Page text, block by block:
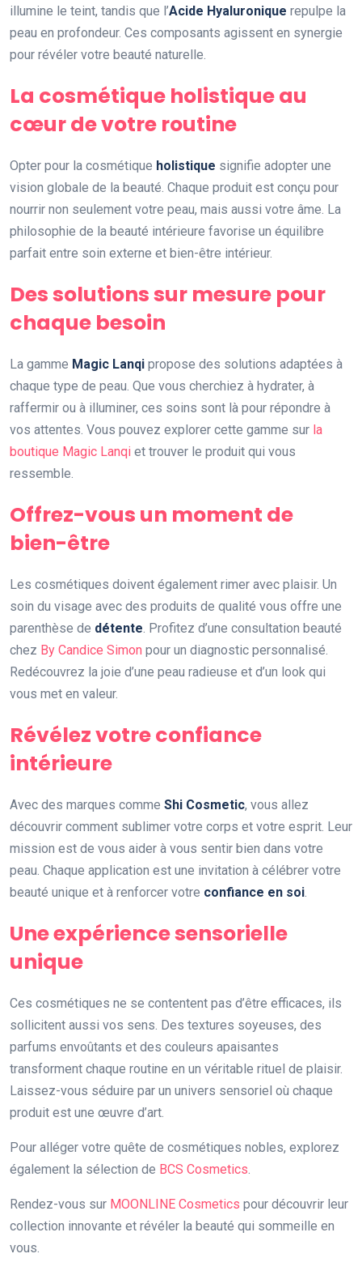
illumine le teint, tandis que l’Acide Hyaluronique repulpe la
peau en profondeur. Ces composants agissent en synergie
pour révéler votre beauté naturelle.
La cosmétique holistique au
cœur de votre routine
Opter pour la cosmétique holistique signifie adopter une
vision globale de la beauté. Chaque produit est conçu pour
nourrir non seulement votre peau, mais aussi votre âme. La
philosophie de la beauté intérieure favorise un équilibre
parfait entre soin externe et bien-être intérieur.
Des solutions sur mesure pour
chaque besoin
La gamme Magic Lanqi propose des solutions adaptées à
chaque type de peau. Que vous cherchiez à hydrater, à
raffermir ou à illuminer, ces soins sont là pour répondre à
vos attentes. Vous pouvez explorer cette gamme sur la
boutique Magic Lanqi et trouver le produit qui vous
ressemble.
Offrez-vous un moment de
bien-être
Les cosmétiques doivent également rimer avec plaisir. Un
soin du visage avec des produits de qualité vous offre une
parenthèse de détente. Profitez d’une consultation beauté
chez By Candice Simon pour un diagnostic personnalisé.
Redécouvrez la joie d’une peau radieuse et d’un look qui
vous met en valeur.
Révélez votre confiance
intérieure
Avec des marques comme Shi Cosmetic, vous allez
découvrir comment sublimer votre corps et votre esprit. Leur
mission est de vous aider à vous sentir bien dans votre
peau. Chaque application est une invitation à célébrer votre
beauté unique et à renforcer votre confiance en soi.
Une expérience sensorielle
unique
Ces cosmétiques ne se contentent pas d’être efficaces, ils
sollicitent aussi vos sens. Des textures soyeuses, des
parfums envoûtants et des couleurs apaisantes
transforment chaque routine en un véritable rituel de plaisir.
Laissez-vous séduire par un univers sensoriel où chaque
produit est une œuvre d’art.
Pour alléger votre quête de cosmétiques nobles, explorez
également la sélection de BCS Cosmetics.
Rendez-vous sur MOONLINE Cosmetics pour découvrir leur
collection innovante et révéler la beauté qui sommeille en
vous.